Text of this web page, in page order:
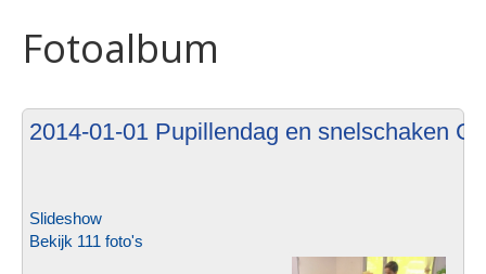
Fotoalbum
2014-01-01 Pupillendag en snelschaken
Slideshow
Bekijk 111 foto's